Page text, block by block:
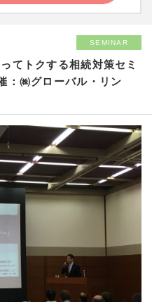
SEMINAR
てトクする相続対策セミ
：㈱グローバル・リン